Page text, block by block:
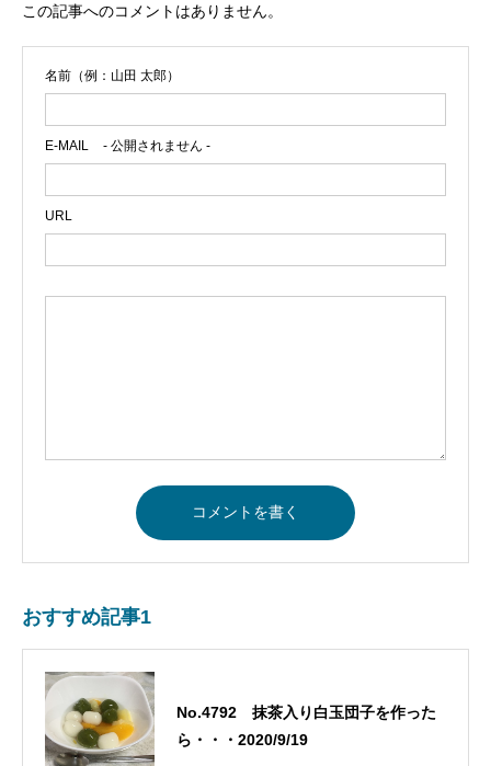
この記事へのコメントはありません。
名前（例：山田 太郎）
E-MAIL - 公開されません -
URL
おすすめ記事1
No.4792 抹茶入り白玉団子を作った
ら・・・2020/9/19